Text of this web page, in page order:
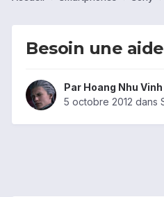
Besoin une aide
Par Hoang Nhu Vinh
5 octobre 2012 dans